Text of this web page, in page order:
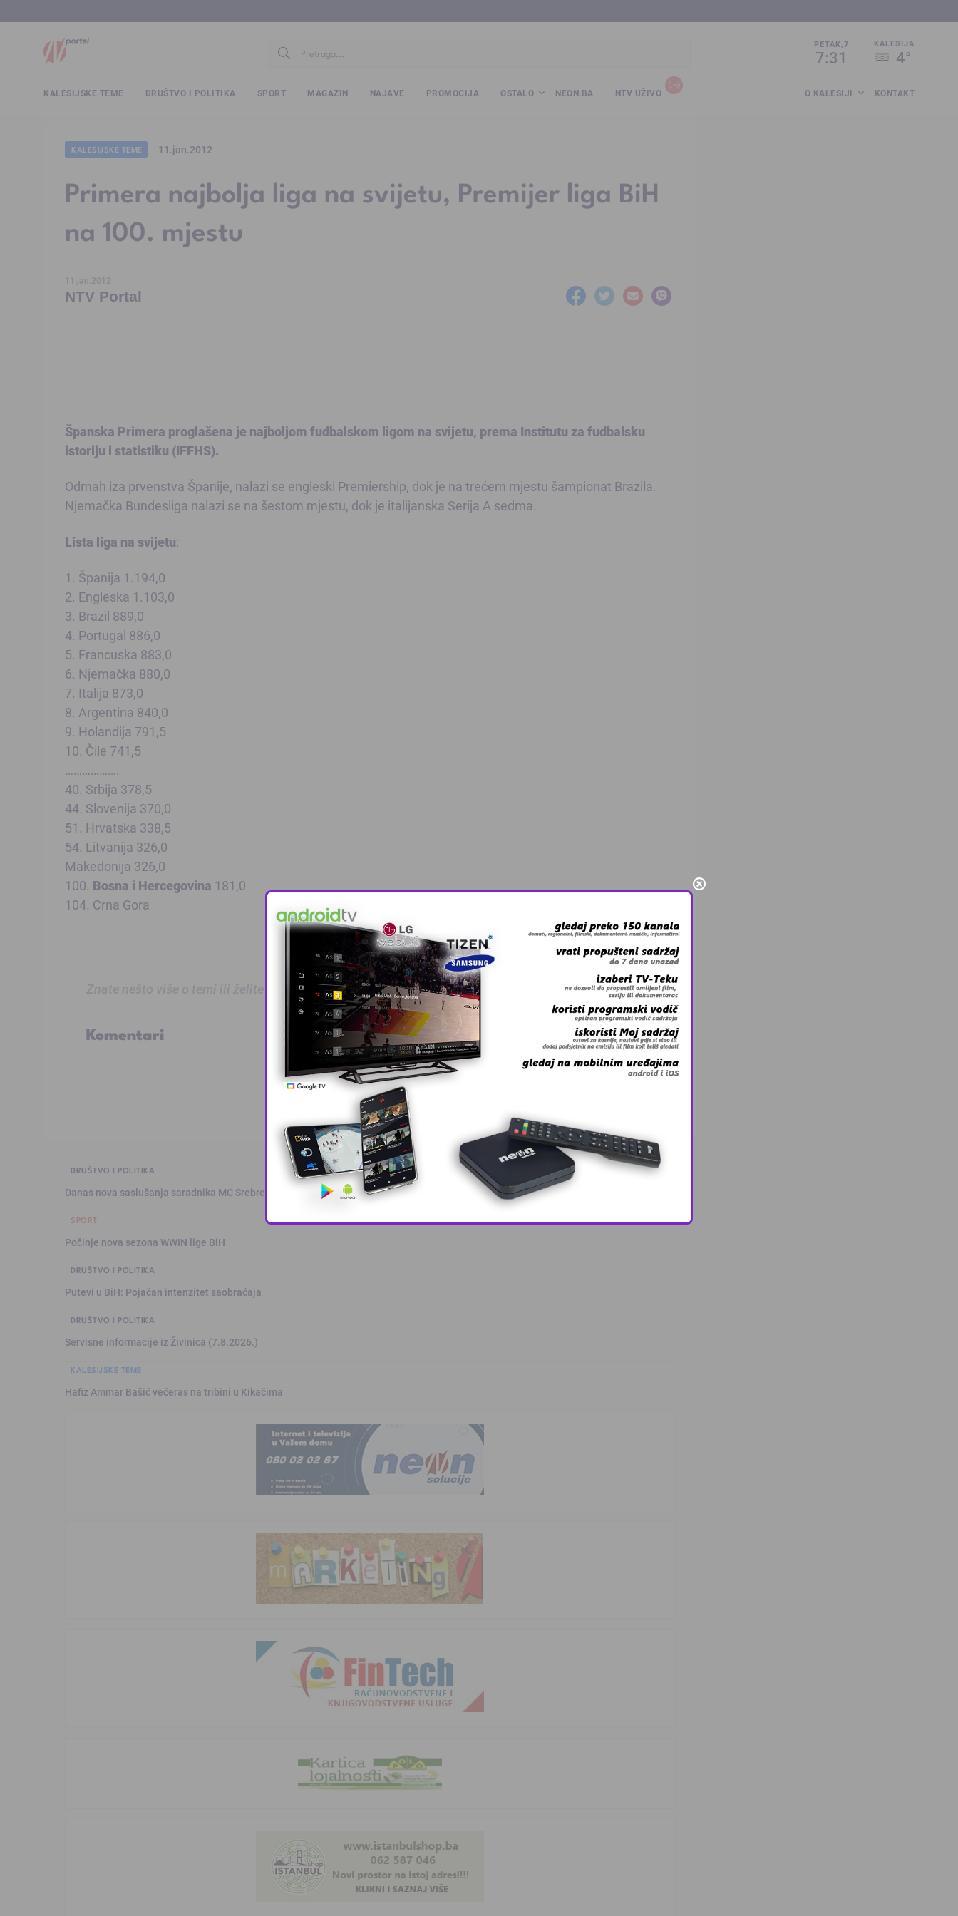
PETAK,7
7:31
KALESIJA
4°
KALESIJSKE TEME DRUŠTVO I POLITIKA SPORT MAGAZIN NAJAVE PROMOCIJA OSTALO NEON.BA NTV UŽIVO O KALESIJI KONTAKT
KALESIJSKE TEME 11.jan.2012
Primera najbolja liga na svijetu, Premijer liga BiH
na 100. mjestu
11.jan.2012
NTV Portal
Španska Primera proglašena je najboljom fudbalskom ligom na svijetu, prema Institutu za fudbalsku
istoriju i statistiku (IFFHS).
Odmah iza prvenstva Španije, nalazi se engleski Premiership, dok je na trećem mjestu šampionat Brazila.
Njemačka Bundesliga nalazi se na šestom mjestu, dok je italijanska Serija A sedma.
Lista liga na svijetu:
1. Španija 1.194,0
2. Engleska 1.103,0
3. Brazil 889,0
4. Portugal 886,0
5. Francuska 883,0
6. Njemačka 880,0
7. Italija 873,0
8. Argentina 840,0
9. Holandija 791,5
10. Čile 741,5
……………….
40. Srbija 378,5
44. Slovenija 370,0
51. Hrvatska 338,5
54. Litvanija 326,0
Makedonija 326,0
100. Bosna i Hercegovina 181,0
104. Crna Gora
Znate nešto više o temi ili želite prijaviti grešku u tekstu?
Komentari
DRUŠTVO I POLITIKA
Danas nova saslušanja saradnika MC Srebrenica
SPORT
Počinje nova sezona WWIN lige BiH
DRUŠTVO I POLITIKA
Putevi u BiH: Pojačan intenzitet saobraćaja
DRUŠTVO I POLITIKA
Servisne informacije iz Živinica (7.8.2026.)
KALESIJSKE TEME
Hafiz Ammar Bašić večeras na tribini u Kikačima